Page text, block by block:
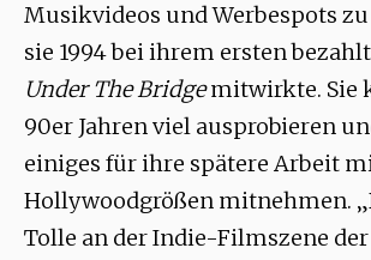
Musikvideos und Werbespots
sie 1994 bei ihrem ersten
Under The Bridgemitwirkte. Sie
90er Jahren viel ausprobieren
einiges für ihre spätere Arbeit
Hollywoodgrößen mitnehmen.
Tolle an der Indie-Filmszene der